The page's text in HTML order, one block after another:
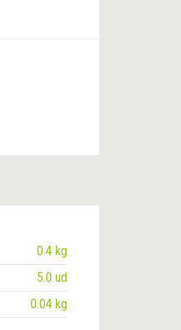
0.4 kg
5.0 ud
0.04 kg